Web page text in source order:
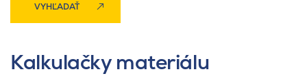
VYHĽADAŤ
Kalkulačky materiálu